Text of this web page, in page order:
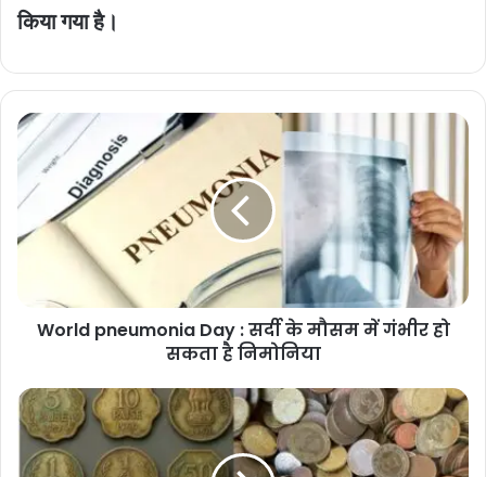
किया गया है।
World
pneumonia
Day
सर्दी
के
निमोनिया
World pneumonia Day : सर्दी के मौसम में गंभीर हो
सकता है निमोनिया
currency
change
बदलता